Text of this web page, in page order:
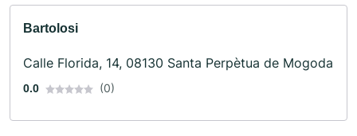
Bartolosi
Calle Florida, 14, 08130 Santa Perpètua de Mogoda
0.0 (0)